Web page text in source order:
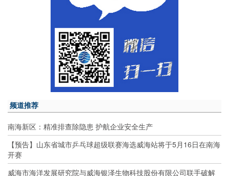
频道推荐
南海新区：精准排查除隐患 护航企业安全生产
【预告】山东省城市乒乓球超级联赛海选威海站将于5月16日在南海
开赛
威海市海洋发展研究院与威海银泽生物科技股份有限公司联手破解